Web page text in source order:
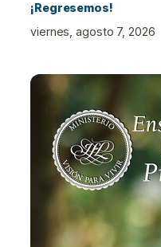
¡Regresemos!
viernes, agosto 7, 2026